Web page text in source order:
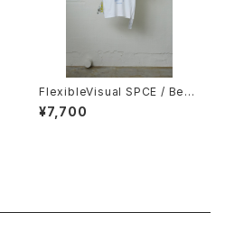
FlexibleVisual SPCE / Beat
nuts Dancing Club SS TEE
/ WHITE
¥7,700